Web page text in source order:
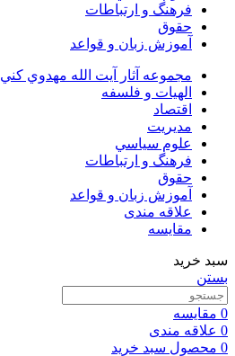
فرهنگ و ارتباطات
حقوق
آموزش زبان و قواعد
مجموعه آثار آيت الله مهدوي كني
الهیات و فلسفه
اقتصاد
مديريت
علوم سياسي
فرهنگ و ارتباطات
حقوق
آموزش زبان و قواعد
علاقه مندی
مقایسه
سبد خرید
بستن
0 مقایسه
0 علاقه مندی
0 محصول سبد خرید